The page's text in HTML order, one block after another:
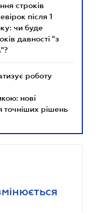
строків
після 1
чи буде
давності "з
роботу
нові
точніших рішень